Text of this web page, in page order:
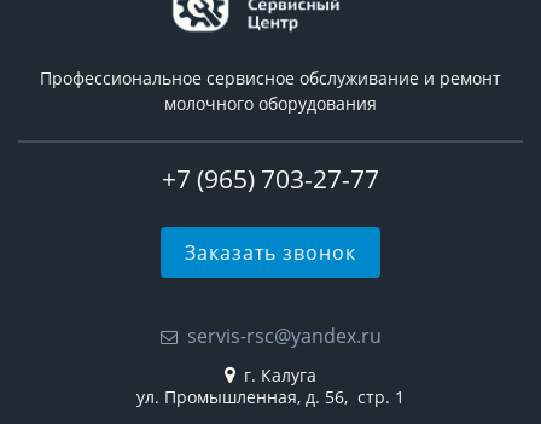
Профессиональное сервисное обслуживание и ремонт
молочного оборудования
+7 (965) 703-27-77
Заказать звонок
servis-rsc@yandex.ru
г. Калуга
ул. Промышленная, д. 56, стр. 1